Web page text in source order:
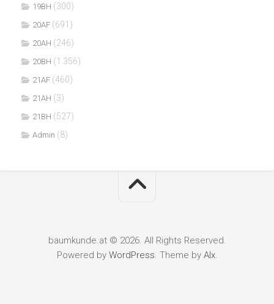
19BH (300)
20AF (691)
20AH (246)
20BH (1.356)
21AF (460)
21AH (3)
21BH (527)
Admin (8)
baumkunde.at © 2026. All Rights Reserved.
Powered by WordPress. Theme by Alx.